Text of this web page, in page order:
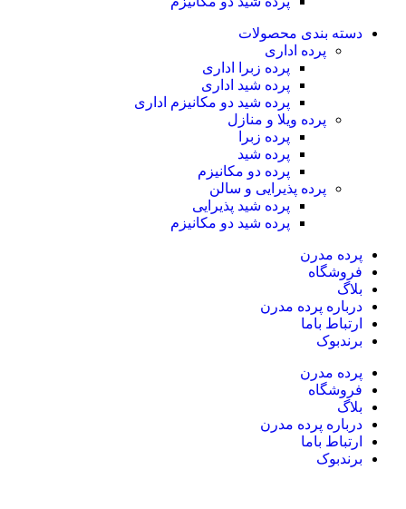
دسته بندی محصولات
پرده اداری
پرده زبرا اداری
پرده شید اداری
پرده شید دو مکانیزم اداری
پرده ویلا و منازل
پرده زبرا
پرده شید
پرده دو مکانیزم
پرده پذیرایی و سالن
پرده شید پذیرایی
پرده شید دو مکانیزم
پرده مدرن
فروشگاه
بلاگ
درباره پرده مدرن
ارتباط باما
برندبوک
پرده مدرن
فروشگاه
بلاگ
درباره پرده مدرن
ارتباط باما
برندبوک